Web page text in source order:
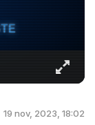
19 nov, 2023, 18:02